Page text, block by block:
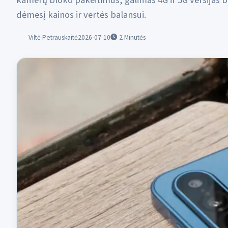
dėmesį kainos ir vertės balansui.
Viltė Petrauskaitė2026-07-10 2Minutės